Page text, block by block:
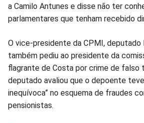
a Camilo Antunes e disse não ter
parlamentares que tenham recebido
O vice-presidente da CPMI, deputado
também pediu ao presidente da
flagrante de Costa por crime de falso
deputado avaliou que o depoente
inequívoca” no esquema de fraudes
pensionistas.